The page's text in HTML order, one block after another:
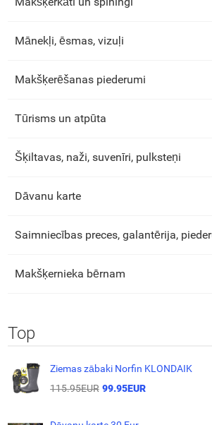
Mānekļi, ēsmas, vizuļi
Makšķerēšanas piederumi
Tūrisms un atpūta
Šķiltavas, naži, suvenīri, pulksteņi
Dāvanu karte
Saimniecības preces, galantērija,
Makšķernieka bērnam
Top
Ziemas zābaki Norfin KLONDAIK
115.95EUR 99.95EUR